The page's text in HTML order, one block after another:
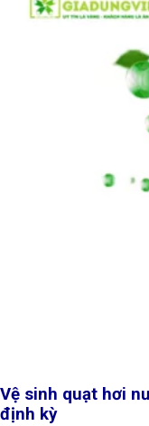
Vệ sinh quạt hơi
định kỳ